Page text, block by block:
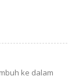
ke dalam